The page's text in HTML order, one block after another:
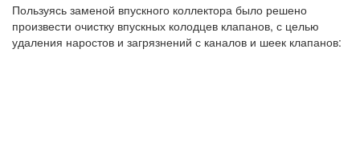
Пользуясь заменой впускного коллектора было решено
произвести очистку впускных колодцев клапанов, с целью
удаления наростов и загрязнений с каналов и шеек клапанов: